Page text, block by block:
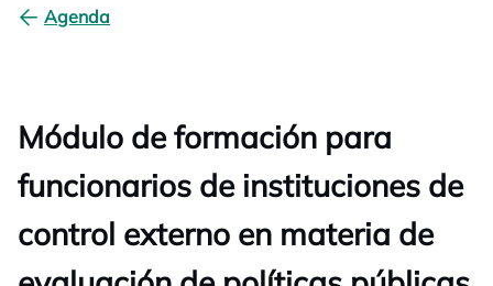
Agenda
Módulo de formación para
funcionarios de instituciones de
control externo en materia de